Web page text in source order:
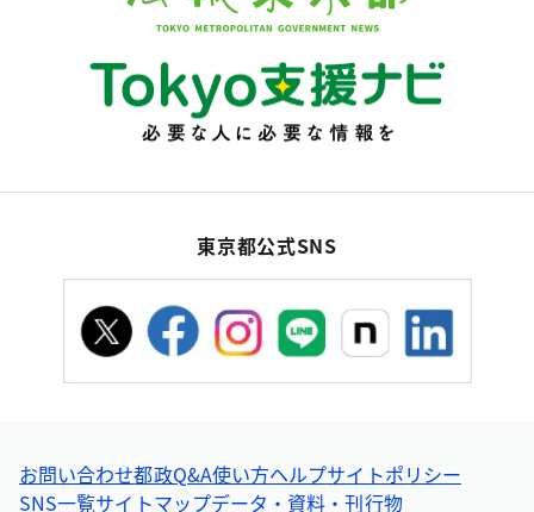
東京都公式SNS
お問い合わせ都政Q&A使い方ヘルプサイトポリシー
SNS一覧サイトマップデータ・資料・刊行物